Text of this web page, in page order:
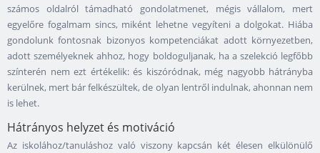
számos oldalról támadható gondolatmenet, mégis vállalom, mert
egyelőre fogalmam sincs, miként lehetne vegyíteni a dolgokat. Hiába
gondolunk fontosnak bizonyos kompetenciákat adott környezetben,
adott személyeknek ahhoz, hogy boldoguljanak, ha a szelekció legfőbb
színterén nem ezt értékelik: és kiszóródnak, még nagyobb hátrányba
kerülnek, mert bár felkészültek, de olyan lentről indulnak, ahonnan nem
is lehet.
Hátrányos helyzet és motiváció
Az iskolához/tanuláshoz való viszony kapcsán két élesen elkülönülő